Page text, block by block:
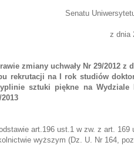
Senatu
z dnia
zmiany uchwały Nr 29/2012 z
rekrutacji na I rok studiów
sztuki piękne na
2013
art.196 ust.1 w zw. z art.
wyższym (Dz. U. Nr 164,